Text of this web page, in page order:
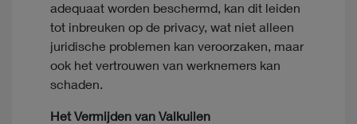
adequaat worden beschermd, kan dit leiden
tot inbreuken op de privacy, wat niet alleen
juridische problemen kan veroorzaken, maar
ook het vertrouwen van werknemers kan
schaden.
Het Vermijden van Valkuilen